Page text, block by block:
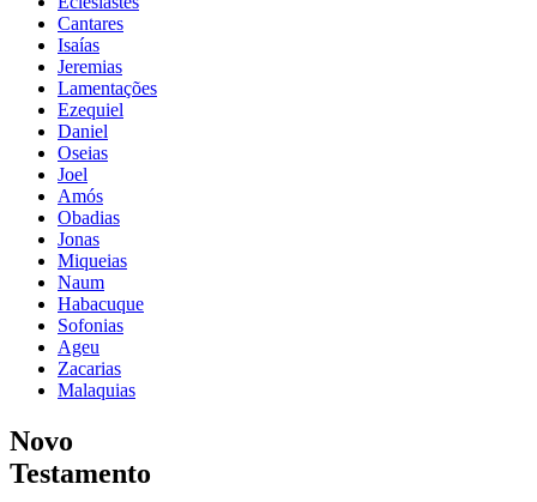
Cantares
Isaías
Jeremias
Lamentações
Ezequiel
Daniel
Oseias
Joel
Amós
Obadias
Jonas
Miqueias
Naum
Habacuque
Sofonias
Ageu
Zacarias
Malaquias
Novo
Testamento